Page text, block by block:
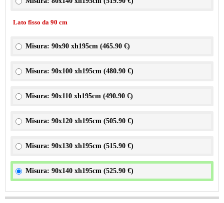
Lato fisso da 90 cm
Misura: 90x90 xh195cm (465.90 €)
Misura: 90x100 xh195cm (480.90 €)
Misura: 90x110 xh195cm (490.90 €)
Misura: 90x120 xh195cm (505.90 €)
Misura: 90x130 xh195cm (515.90 €)
Misura: 90x140 xh195cm (525.90 €)